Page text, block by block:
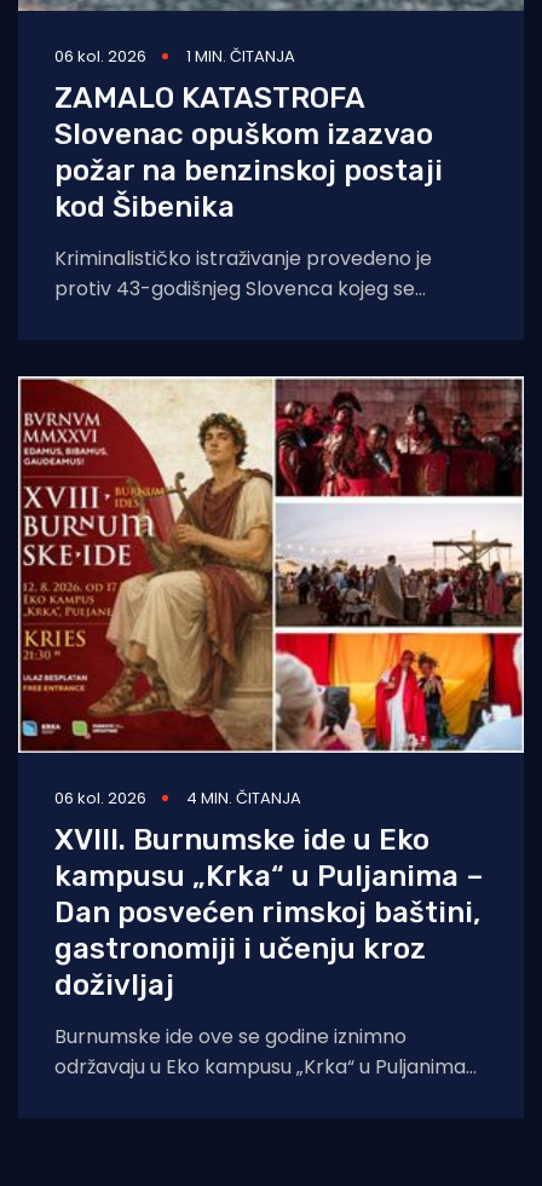
06 kol. 2026 1 MIN. ČITANJA
ZAMALO KATASTROFA
Slovenac opuškom izazvao
požar na benzinskoj postaji
kod Šibenika
Kriminalističko istraživanje provedeno je
protiv 43-godišnjeg Slovenca kojeg se
06 kol. 2026 4 MIN. ČITANJA
XVIII. Burnumske ide u Eko
kampusu „Krka“ u Puljanima –
Dan posvećen rimskoj baštini,
gastronomiji i učenju kroz
doživljaj
Burnumske ide ove se godine iznimno
održavaju u Eko kampusu „Krka“ u Puljanima